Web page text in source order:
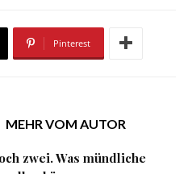
Pinterest
MEHR VOM AUTOR
zwei. Was mündliche